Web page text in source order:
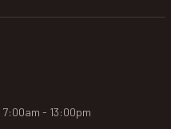
7:00am - 13:00pm